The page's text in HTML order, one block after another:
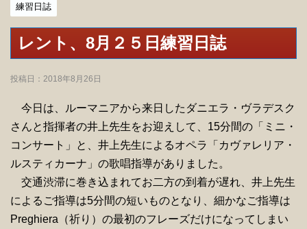
練習日誌
レント、8月２５日練習日誌
投稿日： 2018年8月26日
今日は、ルーマニアから来日したダニエラ・ヴラデスク
さんと指揮者の井上先生をお迎えして、15分間の「ミニ・
コンサート」と、井上先生によるオペラ「カヴァレリア・
ルスティカーナ」の歌唱指導がありました。
交通渋滞に巻き込まれてお二方の到着が遅れ、井上先生
によるご指導は5分間の短いものとなり、細かなご指導は
Preghiera（祈り）の最初のフレーズだけになってしまい